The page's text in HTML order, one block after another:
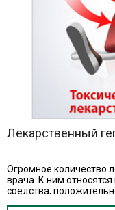
Лекарственный
Огромное количество
врача. К ним
средства,